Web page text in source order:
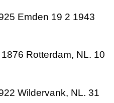
Emden 19 2 1943
Rotterdam, NL. 10
Wildervank, NL. 31